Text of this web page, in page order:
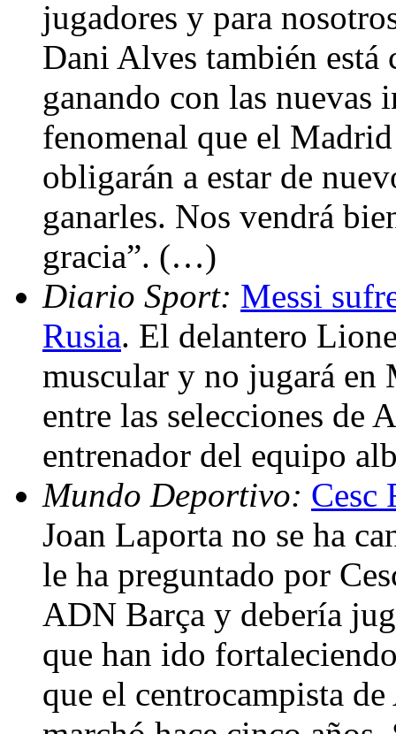
jugadores y para
Dani Alves también está
ganando con las nuevas
fenomenal que el
obligarán a estar de
ganarles. Nos vendrá
gracia”. (…)
Diario Sport: Messi
Rusia. El delantero
muscular y no jugará en
entre las selecciones de
entrenador del equipo
Mundo Deportivo: Cesc
Joan Laporta no se ha
le ha preguntado por
ADN Barça y debería
que han ido
que el centrocampista